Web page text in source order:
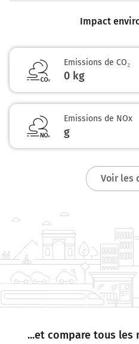
Impact
Emissions de CO₂
0 kg
Emissions de NOx
g
Voir les
...et compare tous les